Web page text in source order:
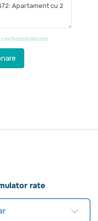
confidențialitate